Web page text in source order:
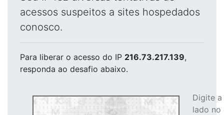
acessos suspeitos a sites hospedados
conosco.
Para liberar o acesso do IP 216.73.217.139,
responda ao desafio abaixo.
Digite
lado no